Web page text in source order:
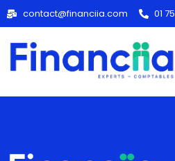
contact@financiia.com 01